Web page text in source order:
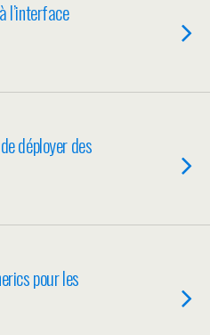
l’interface
déployer des
pour les